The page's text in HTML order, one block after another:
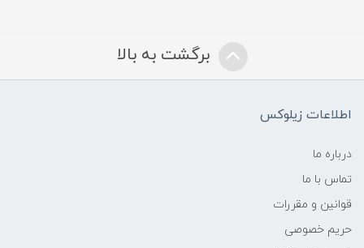
برگشت به بالا
اطلاعات زیلوکس
درباره ما
تماس با ما
قوانین و مقررات
حریم خصوصی